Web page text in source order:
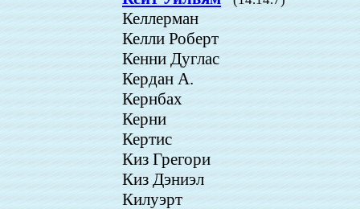
Келлерман
Келли Роберт
Кенни Дуглас
Кердан А.
Кернбах
Керни
Кертис
Киз Грегори
Киз Дэниэл
Килуэрт